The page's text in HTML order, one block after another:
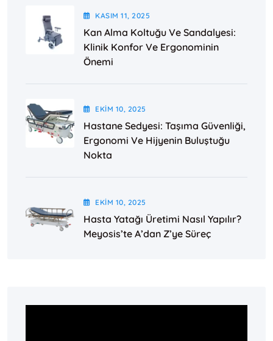
KASIM11 , 2025
Kan Alma Koltuğu Ve Sandalyesi:
Klinik Konfor Ve Ergonominin
Önemi
EKIM 10 , 2025
Hastane Sedyesi: Taşıma Güvenliği,
Ergonomi Ve Hijyenin Buluştuğu
Nokta
EKIM 10 , 2025
Hasta Yatağı Üretimi Nasıl Yapılır?
Meyosis’te A’dan Z’ye Süreç